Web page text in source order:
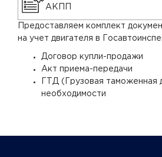
АКПП
Предоставляем комплект
на учет двигателя в
Договор купли-продажи
Акт приема-передачи
ГТД (Грузовая таможенная
необходимости